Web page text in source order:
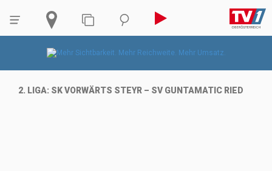
2. LIGA: SK VORWÄRTS STEYR – SV GUNTAMATIC RIED